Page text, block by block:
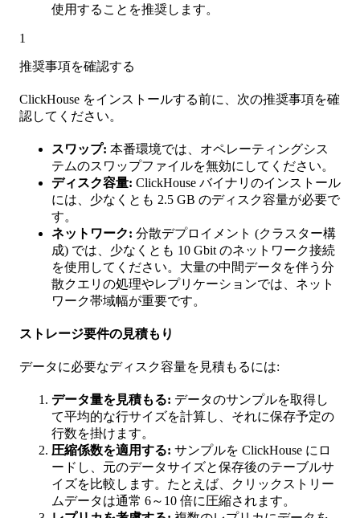
使用することを推奨します。
1
推奨事項を確認する
ClickHouse をインストールする前に、次の推奨事項を確
認してください。
スワップ: 本番環境では、オペレーティングシス
テムのスワップファイルを無効にしてください。
ディスク容量: ClickHouse バイナリのインストール
には、少なくとも 2.5 GB のディスク容量が必要で
す。
ネットワーク: 分散デプロイメント (クラスター構
成) では、少なくとも 10 Gbit のネットワーク接続
を使用してください。大量の中間データを伴う分
散クエリの処理やレプリケーションでは、ネット
ワーク帯域幅が重要です。
ストレージ要件の見積もり
データに必要なディスク容量を見積もるには:
データ量を見積もる: データのサンプルを取得し
て平均的な行サイズを計算し、それに保存予定の
行数を掛けます。
圧縮係数を適用する: サンプルを ClickHouse にロ
ードし、元のデータサイズと保存後のテーブルサ
イズを比較します。たとえば、クリックストリー
ムデータは通常 6～10 倍に圧縮されます。